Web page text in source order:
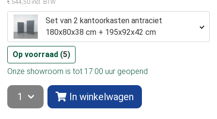
€ 544,50 incl. BTW
Set van 2 kantoorkasten antraciet
180x80x38 cm + 195x92x42 cm
Op voorraad (5)
Onze showroom is tot 17:00 uur geopend
In winkelwagen